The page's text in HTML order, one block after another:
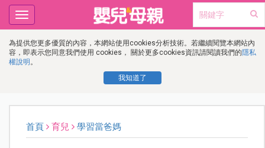
為提供您更多優質的內容，本網站使用cookies分析技術。若繼續閱覽本網站內
容，即表示您同意我們使用 cookies， 關於更多cookies資訊請閱讀我們的隱私
權說明 。
我知道了
Toggle
navigation
首頁 育兒 學習當爸媽